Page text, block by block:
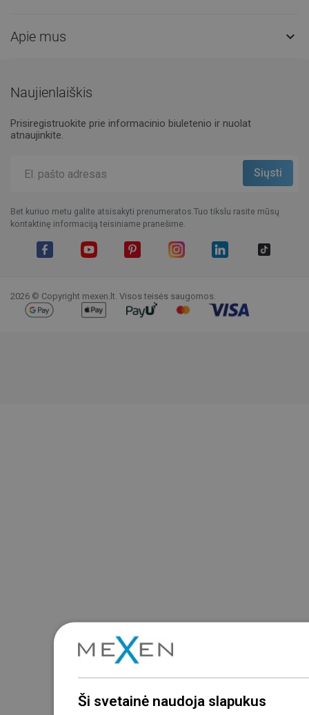
Apie mus 
Naujienlaiškis
Prisiregistruokite prie informacinio biuletenio ir nuolat
atnaujinkite.
Bet kuriuo metu galite atsisakyti prenumeratos.Tuo tikslu rasite mūsų
kontaktinę informaciją teisiniame pranešime.
2026 © Copyright mexen.lt. Visos teisės saugomos.
Ši svetainė naudoja slapukus